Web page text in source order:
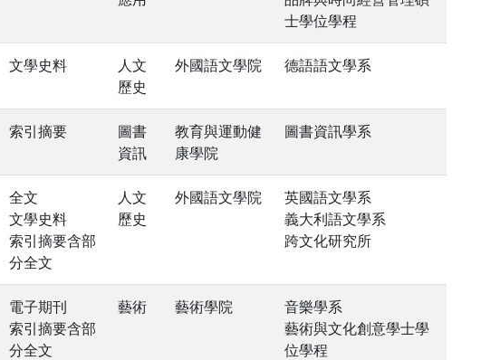
士學位學程
文學史料
人文
歷史
外國語文學院 德語語文學系
索引摘要
圖書
資訊
教育與運動健
康學院
圖書資訊學系
全文
文學史料
索引摘要含部
分全文
人文
歷史
外國語文學院
英國語文學系
義大利語文學系
跨文化研究所
電子期刊
索引摘要含部
分全文
藝術 藝術學院
音樂學系
藝術與文化創意學士學
位學程